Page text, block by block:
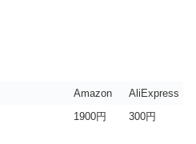
Amazon
AliExpress
1900円 300円